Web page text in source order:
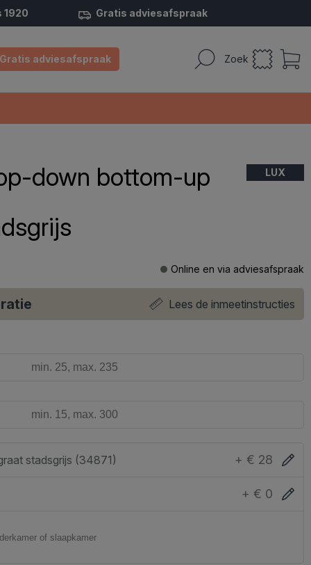
1920 Gratis adviesafspraak
Zoek
Gratis adviesafspraak
down bottom-up
LUX
Online en via adviesafspraak
Lees de inmeetinstructies
Honingraat stadsgrijs (34871) + € 28
+ € 0